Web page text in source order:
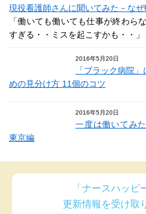
現役看護師さんに聞いてみた－な
「働いても働いても仕事が終わら
すぎる・・ミスを起こすかも・・
2016年5月20日
「ブラック病院
めの見分け方 11個のコツ
2016年5月20日
一度は働いてみ
東京編
「ナースハッピ
更新情報を受け取